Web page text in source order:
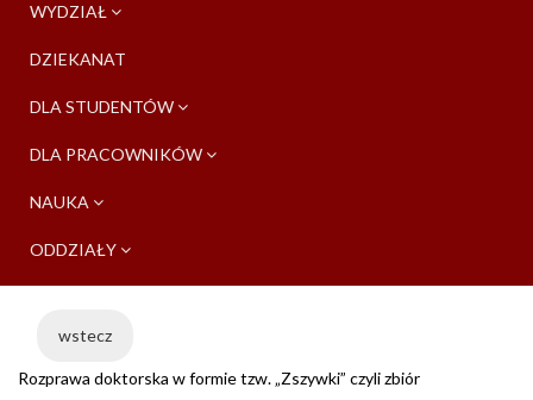
WYDZIAŁ
DZIEKANAT
DLA STUDENTÓW
DLA PRACOWNIKÓW
NAUKA
ODDZIAŁY
wstecz
Rozprawa doktorska w formie tzw. „Zszywki” czyli zbiór